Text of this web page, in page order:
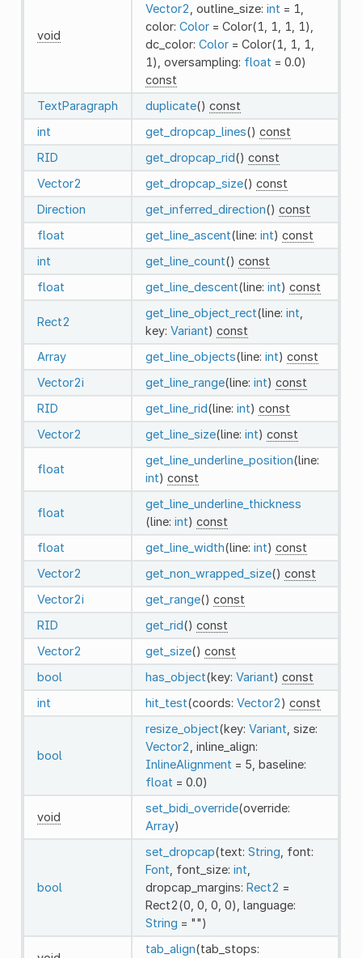
void
Vector2 , outline_size: int = 1,
color: Color= Color(1, 1, 1, 1),
dc_color: Color= Color(1, 1, 1,
1), oversampling: float = 0.0)
const
TextParagraph
duplicate() const
int
get_dropcap_lines() const
RID
get_dropcap_rid() const
Vector2
get_dropcap_size() const
Direction
get_inferred_direction() const
float
get_line_ascent(line: int) const
int
get_line_count() const
float
get_line_descent(line: int) const
Rect2
get_line_object_rect(line: int
key: Variant) const
Array
get_line_objects(line: int) const
Vector2i
get_line_range(line: int) const
RID
get_line_rid(line: int) const
Vector2
get_line_size(line: int) const
float
get_line_underline_position(line:
int) const
float
get_line_underline_thickness
(line: int) const
float
get_line_width(line: int) const
Vector2
get_non_wrapped_size() const
Vector2i
get_range() const
RID
get_rid() const
Vector2
get_size() const
bool
has_object(key: Variant) const
int
hit_test(coords: Vector2) const
bool
resize_object(key: Variant , size:
Vector2 , inline_align:
InlineAlignment = 5, baseline:
float = 0.0)
void
set_bidi_override(override:
Array)
bool
set_dropcap(text: String , font:
Font , font_size: int
dropcap_margins: Rect2 =
Rect2(0, 0, 0, 0), language:
String = "")
tab_align(tab_stops: